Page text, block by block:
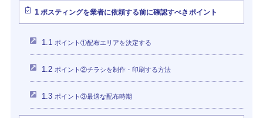
1ポスティングを業者に依頼する前に確認すべきポイント
1.1 ポイント①配布エリアを決定する
1.2 ポイント②チラシを制作・印刷する方法
1.3 ポイント③最適な配布時期